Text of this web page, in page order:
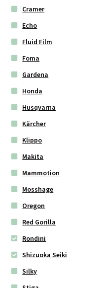
Cramer
Echo
Fluid Film
Foma
Gardena
Honda
Husqvarna
Kärcher
Klippo
Makita
Mammotion
Mosshage
Oregon
Red Gorilla
Rondini
Shizuoka Seiki
Silky